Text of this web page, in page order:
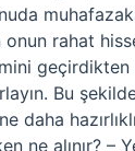
onun rahat
Bu şekilde
daha hazırlıklı
ne alınır? –